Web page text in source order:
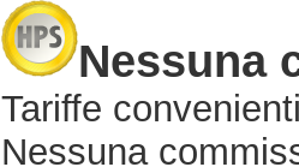
Nessuna
Tariffe
Nessuna